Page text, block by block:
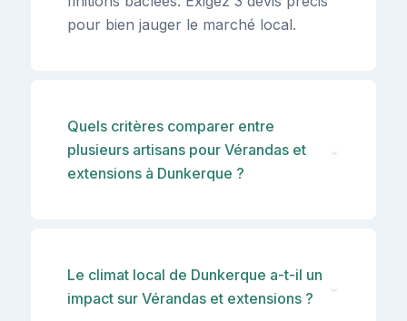
pour bien jauger le marché local.
Quels critères comparer entre
plusieurs artisans pour Vérandas et
extensions à Dunkerque ?
⌄
Le climat local de Dunkerque a-t-il un
impact sur Vérandas et extensions ?
⌄